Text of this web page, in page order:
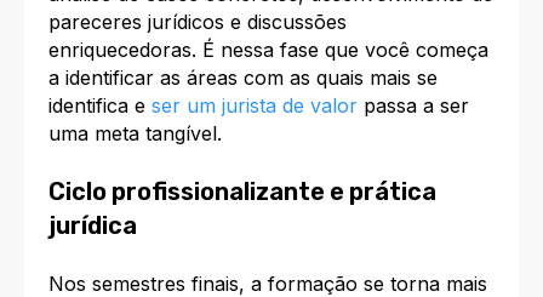
pareceres jurídicos e discussões
enriquecedoras. É nessa fase que você começa
a identificar as áreas com as quais mais se
identifica e ser um jurista de valor passa a ser
uma meta tangível.
Ciclo profissionalizante e prática
jurídica
Nos semestres finais, a formação se torna mais